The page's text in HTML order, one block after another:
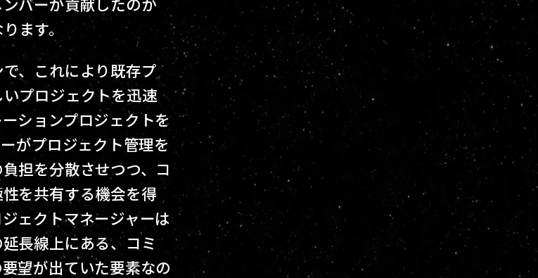
ます。
、これにより既存プ
プロジェクトを迅速
ションプロジェクトを
がプロジェクト管理を
担を分散させつつ、コ
を共有する機会を得
ェクトマネージャーは
長線上にある、コミ
望が出ていた要素なの